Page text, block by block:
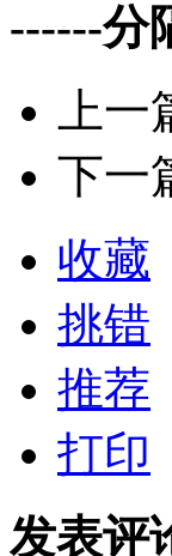
------分
上一
下一
收藏
挑错
推荐
打印
发表评